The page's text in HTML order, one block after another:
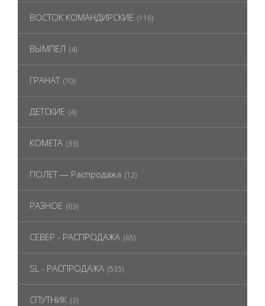
ВОСТОК КОМАНДИРСКИЕ (116)
ВЫМПЕЛ (4)
ГРАНАТ (10)
ДЕТСКИЕ (4)
КОМЕТА (33)
ПОЛЕТ — Распродажа (12)
РАЗНОЕ (63)
СЕВЕР - РАСПРОДАЖА (65)
SL - РАСПРОДАЖА (535)
СПУТНИК (3)